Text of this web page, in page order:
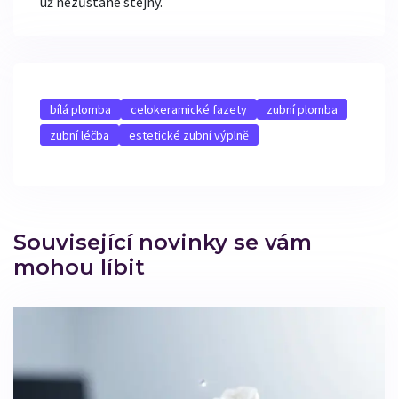
bílá plomba celokeramické fazety
zubní plomba
zubní léčba
estetické zubní výplně
Související novinky se vám
mohou líbit